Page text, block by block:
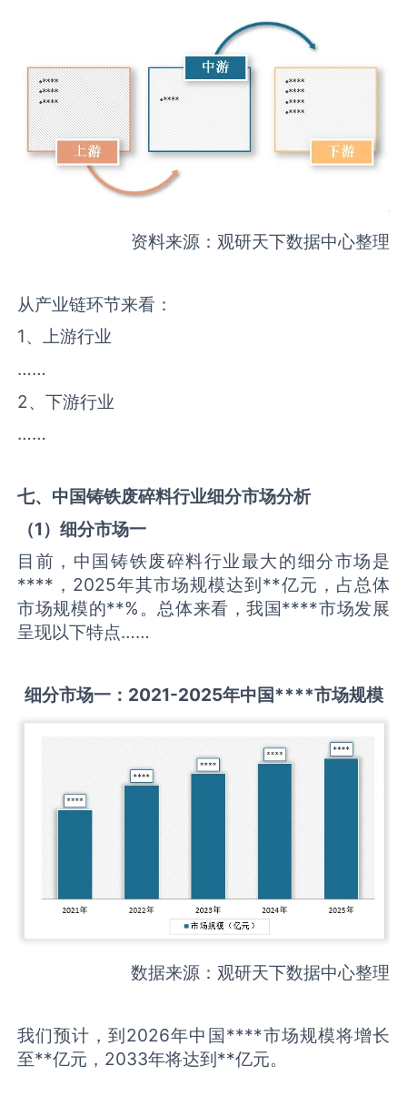
资料来源：观研天下数据中心整理
从产业链环节来看：
1、上游行业
……
2、下游行业
……
七、中国铸铁废碎料行业细分市场分析
（1）细分市场一
目前，中国铸铁废碎料行业最大的细分市场是
****，2025年其市场规模达到**亿元，占总体
市场规模的**%。总体来看，我国****市场发展
呈现以下特点……
细分市场一： 2021-2025年中国****市场规模
数据来源：观研天下数据中心整理
我们预计，到2026年中国****市场规模将增长
至**亿元，2033年将达到**亿元。